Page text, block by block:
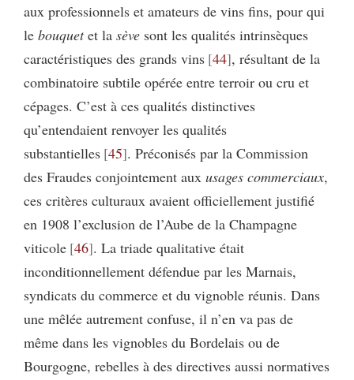
aux professionnels et amateurs de vins fins, pour qui
le bouquetet la sève sont les qualités intrinsèques
caractéristiques des grands vins 44 , résultant de la
combinatoire subtile opérée entre terroir ou cru et
cépages. C’est à ces qualités distinctives
qu’entendaient renvoyer les qualités
substantielles 45 . Préconisés par la Commission
des Fraudes conjointement aux usages commerciaux,
ces critères culturaux avaient officiellement justifié
en 1908 l’exclusion de l’Aube de la Champagne
viticole 46 . La triade qualitative était
inconditionnellement défendue par les Marnais,
syndicats du commerce et du vignoble réunis. Dans
une mêlée autrement confuse, il n’en va pas de
même dans les vignobles du Bordelais ou de
Bourgogne, rebelles à des directives aussi normatives